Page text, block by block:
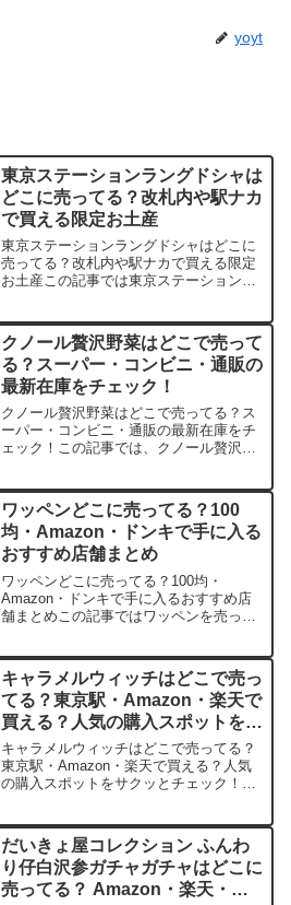
yoyt
東京ステーションラングドシャは
どこに売ってる？改札内や駅ナカ
で買える限定お土産
東京ステーションラングドシャはどこに
売ってる？改札内や駅ナカで買える限定
お土産この記事では東京ステーションラ
紹介します。楽天・アマゾン・ヤフーシ
ョッピング・メルカリでも...
クノール贅沢野菜はどこで売って
る？スーパー・コンビニ・通販の
最新在庫をチェック！
クノール贅沢野菜はどこで売ってる？ス
ーパー・コンビニ・通販の最新在庫をチ
ェック！この記事では、クノール贅沢野
にぴったりなこのスープ、きっとあなた
もハマるはずです！店舗商...
ワッペンどこに売ってる？100
均・Amazon・ドンキで手に入る
おすすめ店舗まとめ
ワッペンどこに売ってる？100均・
Amazon・ドンキで手に入るおすすめ店
舗まとめこの記事ではワッペンを売って
好きの皆さん、きっと役立つはずです！
店舗平均価格おすすめポ...
キャラメルウィッチはどこで売っ
てる？東京駅・Amazon・楽天で
買える？人気の購入スポットをサ
クッとチェック！
キャラメルウィッチはどこで売ってる？
東京駅・Amazon・楽天で買える？人気
の購入スポットをサクッとチェック！キ
ました。皆さんもきっとハマるはず。こ
の記事ではキャラメル...
だいきょ屋コレクション ふんわ
り仔白沢参ガチャガチャはどこに
売ってる？ Amazon・楽天・全